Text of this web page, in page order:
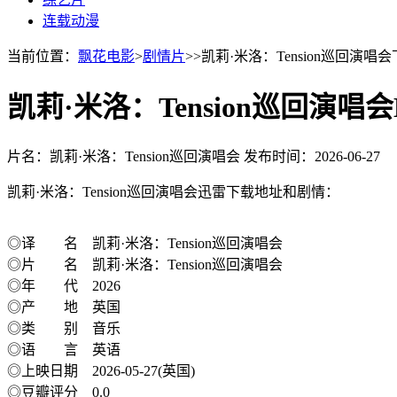
连载动漫
当前位置： 飘花电影>剧情片>>凯莉·米洛：Tension巡回演唱会
凯莉·米洛：Tension巡回演唱
片名：凯莉·米洛：Tension巡回演唱会 发布时间：2026-06-27
凯莉·米洛：Tension巡回演唱会迅雷下载地址和剧情：
◎译 名 凯莉·米洛：Tension巡回演唱会
◎片 名 凯莉·米洛：Tension巡回演唱会
◎年 代 2026
◎产 地 英国
◎类 别 音乐
◎语 言 英语
◎上映日期 2026-05-27(英国)
◎豆瓣评分 0.0